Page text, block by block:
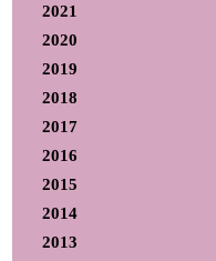
2021
2020
2019
2018
2017
2016
2015
2014
2013